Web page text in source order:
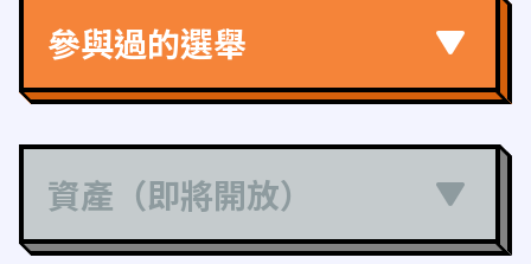
參與過的選舉
資產（即將開放）